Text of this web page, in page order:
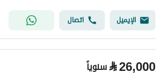
الإيميل اتصال
⃁26,000 سنوياً